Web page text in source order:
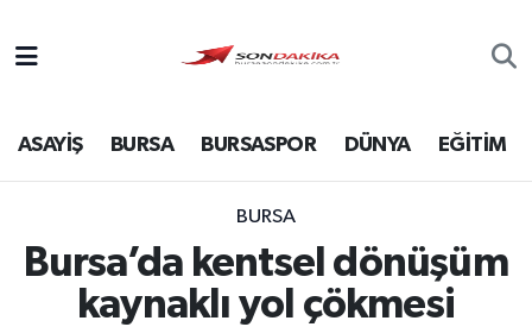
ASAYİŞ BURSA BURSASPOR DÜNYA EĞİTİM
BURSA
Bursa’da kentsel dönüşüm
kaynaklı yol çökmesi
Bursa
Ekonomi